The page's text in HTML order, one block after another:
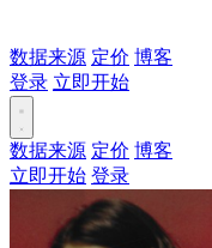
数据来源 定价 博客
登录 立即开始
数据来源 定价 博客
立即开始 登录